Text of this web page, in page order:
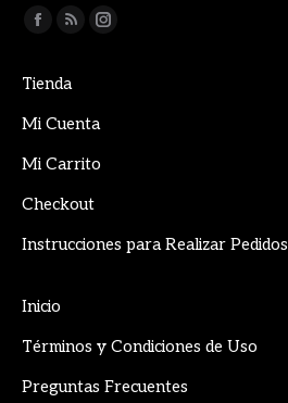
Encuéntranos en:
Facebook
opens
in
window
Rss
opens
in
window
Instagram
Tienda
Mi Cuenta
Mi Carrito
Checkout
Instrucciones para Realizar Pedidos
Inicio
Términos y Condiciones de Uso
Preguntas Frecuentes